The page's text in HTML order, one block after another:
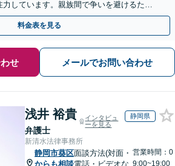
しています。親族間で争いを避けるため
い。【初回面談無料】
料金表を見る
せ メールでお問い合わせ
浅井 裕貴
弁護士
インタビュ
ーを見る
静岡県
新清水法律事務所
静岡市葵区
からも相談
面談方法(対面・
電話・ビデオな
営業時間：0
9:00~19:00